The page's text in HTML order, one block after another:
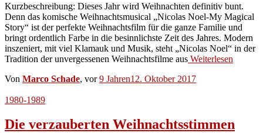
Kurzbeschreibung: Dieses Jahr wird Weihnachten definitiv bunt.
Denn das komische Weihnachtsmusical „Nicolas Noel-My Magical
Story“ ist der perfekte Weihnachtsfilm für die ganze Familie und
bringt ordentlich Farbe in die besinnlichste Zeit des Jahres. Modern
inszeniert, mit viel Klamauk und Musik, steht „Nicolas Noel“ in der
Tradition der unvergessenen Weihnachtsfilme aus Weiterlesen
Von Marco Schade, vor9 Jahren12. Oktober 2017
1980-1989
Die verzauberten Weihnachtsstimmen